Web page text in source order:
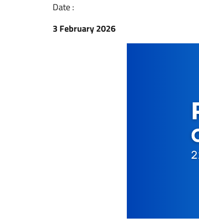
Date :
3 February 2026